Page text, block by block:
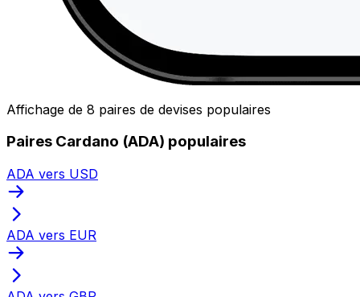
Affichage de 8 paires de devises populaires
Paires Cardano (ADA) populaires
ADA vers USD
ADA vers EUR